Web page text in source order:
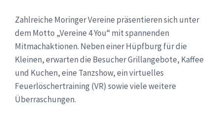
Zahlreiche Moringer Vereine präsentieren sich unter
dem Motto „Vereine 4 You“ mit spannenden
Mitmachaktionen. Neben einer Hüpfburg für die
Kleinen, erwarten die Besucher Grillangebote, Kaffee
und Kuchen, eine Tanzshow, ein virtuelles
Feuerlöschertraining (VR) sowie viele weitere
Überraschungen.